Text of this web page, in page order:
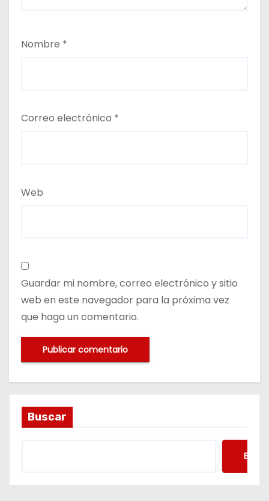
Nombre *
Correo electrónico *
Web
Guardar mi nombre, correo electrónico y sitio
web en este navegador para la próxima vez
que haga un comentario.
Buscar